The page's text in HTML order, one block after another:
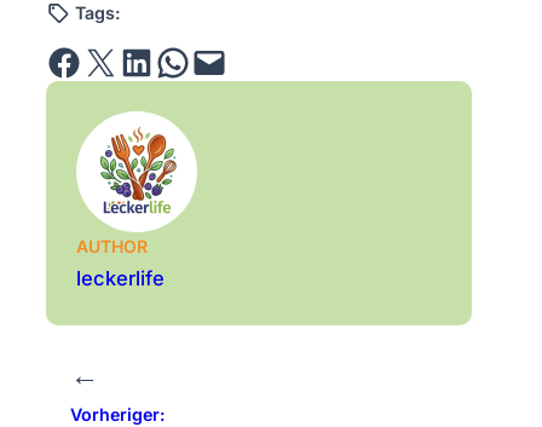
Tags:
Share on Facebook Email this Page Share on LinkedIn Share on WhatsApp Email this Page
AUTHOR
leckerlife
←
Vorheriger: